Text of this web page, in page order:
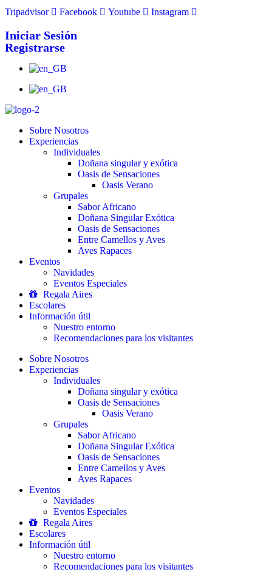
Tripadvisor Facebook Youtube
Instagram
Iniciar Sesión
Registrarse
Sobre Nosotros
Experiencias
Individuales
Doñana singular y exótica
Oasis de Sensaciones
Oasis Verano
Grupales
Sabor Africano
Doñana Singular Exótica
Oasis de Sensaciones
Entre Camellos y Aves
Aves Rapaces
Eventos
Navidades
Eventos Especiales
Regala Aires
Escolares
Información útil
Nuestro entorno
Recomendaciones para los visitantes
Sobre Nosotros
Experiencias
Individuales
Doñana singular y exótica
Oasis de Sensaciones
Oasis Verano
Grupales
Sabor Africano
Doñana Singular Exótica
Oasis de Sensaciones
Entre Camellos y Aves
Aves Rapaces
Eventos
Navidades
Eventos Especiales
Regala Aires
Escolares
Información útil
Nuestro entorno
Recomendaciones para los visitantes